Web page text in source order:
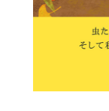
おすすめ！